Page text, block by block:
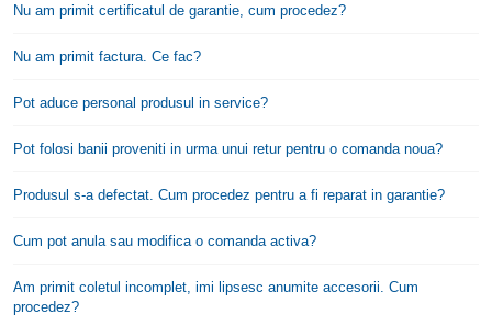
Nu am primit certificatul de garantie, cum procedez?
Nu am primit factura. Ce fac?
Pot aduce personal produsul in service?
Pot folosi banii proveniti in urma unui retur pentru o comanda noua?
Produsul s-a defectat. Cum procedez pentru a fi reparat in garantie?
Cum pot anula sau modifica o comanda activa?
Am primit coletul incomplet, imi lipsesc anumite accesorii. Cum
procedez?